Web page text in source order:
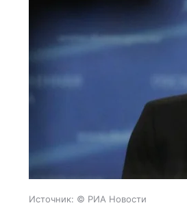
Источник: © РИА Новости